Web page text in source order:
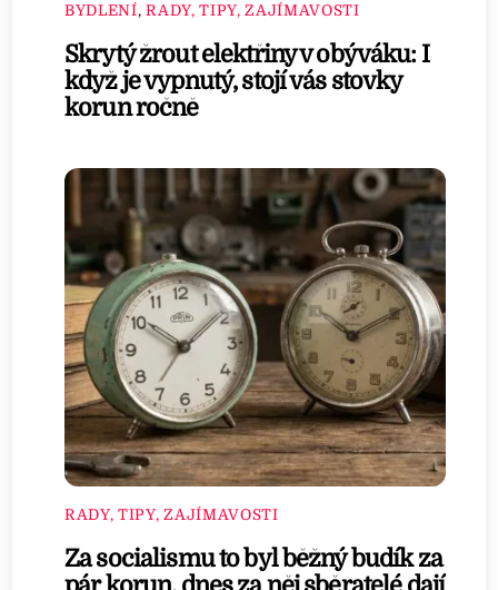
BYDLENÍ,RADY, TIPY, ZAJÍMAVOSTI
Skrytý žrout elektřiny v obýváku: I
když je vypnutý, stojí vás stovky
korun ročně
RADY, TIPY, ZAJÍMAVOSTI
Za socialismu to byl běžný budík za